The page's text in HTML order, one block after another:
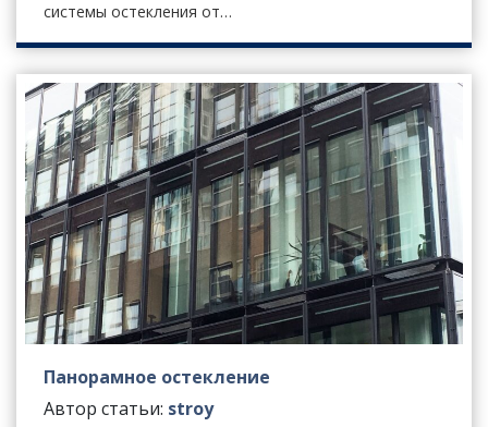
системы остекления от…
Панорамное остекление
Автор статьи: stroy